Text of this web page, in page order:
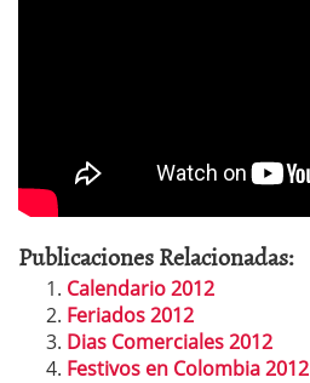
Publicaciones Relacionadas:
Calendario 2012
Feriados 2012
Dias Comerciales 2012
Festivos en Colombia 2012